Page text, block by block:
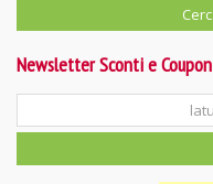
Newsletter Sconti e Coupon